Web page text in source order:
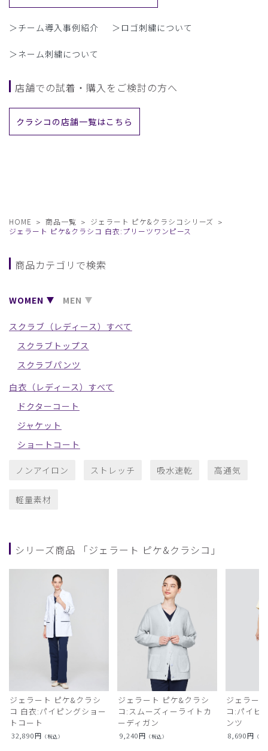
＞チーム導入事例紹介 ＞ロゴ刺繍について
＞ネーム刺繍について
店舗での試着・購入をご検討の方へ
クラシコの店舗一覧はこちら
HOME 商品一覧
ジェラート ピケ&クラシコシリーズ
ジェラート ピケ&クラシコ 白衣:プリーツワンピース
商品カテゴリで検索
WOMEN MEN
スクラブ（レディース）すべて
スクラブトップス
スクラブパンツ
白衣（レディース）すべて
ドクターコート
ジャケット
ショートコート
ノンアイロン ストレッチ 吸水速乾 高通気
軽量素材
シリーズ商品 「ジェラート ピケ&クラシコ」
ジェラート ピケ&クラシ
コ 白衣:パイピングショー
トコート
32,890円 （税込）
ジェラート ピケ&クラシ
コ:スムーズィーライトカ
ーディガン
9,240円 （税込）
ジェラー
コ:パイピ
ンツ
8,690円 （税